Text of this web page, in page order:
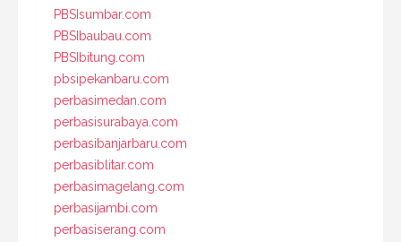
PBSIsumbar.com
PBSIbaubau.com
PBSIbitung.com
pbsipekanbaru.com
perbasimedan.com
perbasisurabaya.com
perbasibanjarbaru.com
perbasiblitar.com
perbasimagelang.com
perbasijambi.com
perbasiserang.com